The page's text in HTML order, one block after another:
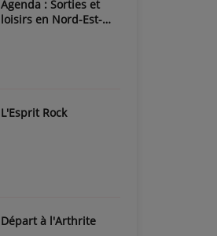
Agenda : Sorties et
loisirs en Nord-Est-
L'Esprit Rock
Départ à l'Arthrite